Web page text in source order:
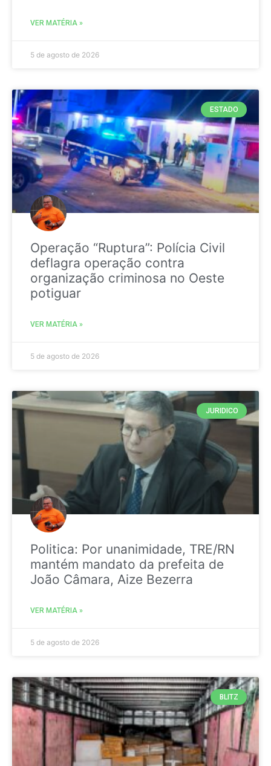
VER MATÉRIA »
5 de agosto de 2026
ESTADO
Operação “Ruptura”: Polícia Civil
deflagra operação contra
organização criminosa no Oeste
potiguar
VER MATÉRIA »
5 de agosto de 2026
JURIDICO
Politica: Por unanimidade, TRE/RN
mantém mandato da prefeita de
João Câmara, Aize Bezerra
VER MATÉRIA »
5 de agosto de 2026
BLITZ